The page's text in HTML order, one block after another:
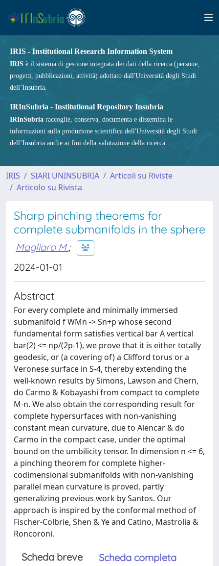
IRIS - Institutional Research Information System
IRIS è il sistema di gestione integrata dei dati della ricerca (persone,
progetti, pubblicazioni, attività) adottato dall'Università degli Studi
dell’Insubria.
IRInSubria - Institutional Repository Insubria
IRInSubria raccoglie, conserva, documenta e dissemina le
informazioni sulla produzione scientifica dell'Università degli Studi
dell’Insubria anche ai fini della valutazione della ricerca.
IRIS SIARI UNINSUBRIA
Articoli su Riviste
Articolo su Rivista
Sharp pinching theorems for
complete submanifolds in the sphere
Magliaro M.;
2024-01-01
Abstract
For every complete and minimally immersed
submanifold f WMn -> Sn+p whose second
fundamental form satisfies vertical bar A vertical
bar(2) <= np/(2p-1), we prove that it is either totally
geodesic, or (a covering of) a Clifford torus or a
Veronese surface in S-4, thereby extending the
well-known results by Simons, Lawson and Chern,
do Carmo & Kobayashi from compact to complete
M-n. We also obtain the corresponding result for
complete hypersurfaces with non-vanishing
constant mean curvature, due to Alencar & do
Carmo in the compact case, under the optimal
bound on the umbilicity tensor. In dimension n <= 6,
a pinching theorem for complete higher-
codimensional submanifolds with non-vanishing
parallel mean curvature is proved, partly
generalizing previous work by Santos. Our
approach is inspired by the conformal method of
Fischer-Colbrie, Shen & Ye and Catino, Mastrolia &
Roncoroni.
Scheda breve
Scheda completa